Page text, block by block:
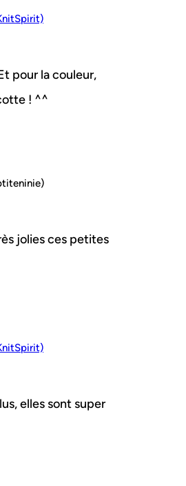
pour la couleur,
! ^^
jolies ces petites
elles sont super